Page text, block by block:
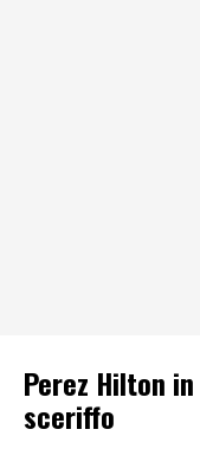
Perez Hilton
sceriffo